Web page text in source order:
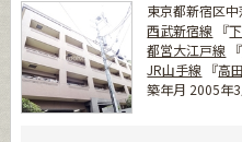
東京都新宿区
西武新宿線 『
都営大江戸線 『
JR山手線 『高
築年月 2005年